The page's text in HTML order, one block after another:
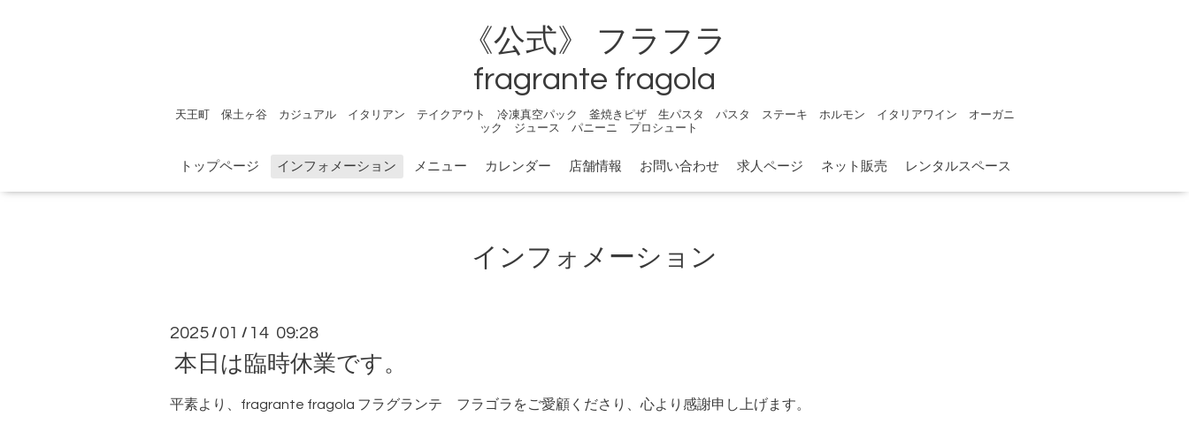
《公式》 フラフラ
fragrante fragola
天王町 保土ヶ谷 カジュアル イタリアン テイクアウト 冷凍真空パック 釜焼きピザ 生パスタ パスタ ステーキ ホルモン イタリアワイン オーガニ
ック ジュース パニーニ プロシュート
トップページ インフォメーション メニュー カレンダー 店舗情報 お問い合わせ 求人ページ ネット販売 レンタルスペース
インフォメーション
2025 / 01 / 14 09:28
本日は臨時休業です。
平素より、fragrante fragola フラグランテ フラゴラをご愛顧くださり、心より感謝申し上げます。